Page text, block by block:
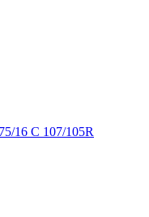
16 C 107/105R